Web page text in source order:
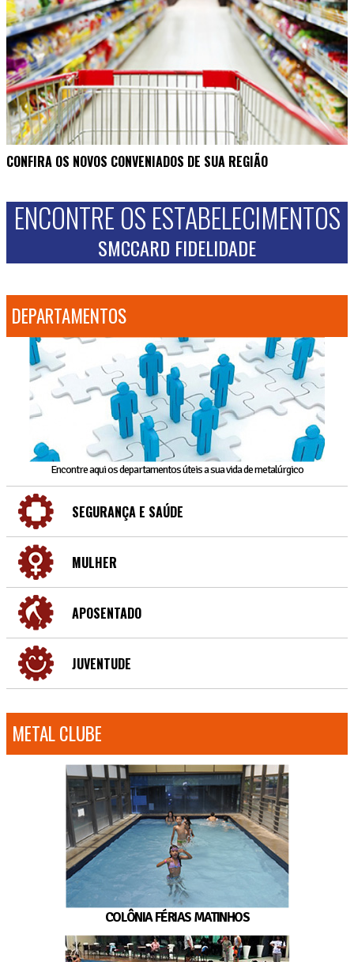
CONFIRA OS NOVOS CONVENIADOS DE SUA REGIÃO
ENCONTRE OS ESTABELECIMENTOS
SMCCARD FIDELIDADE
DEPARTAMENTOS
Encontre aqui os departamentos úteis a sua vida de metalúrgico
SEGURANÇA E SAÚDE
MULHER
APOSENTADO
JUVENTUDE
METAL CLUBE
COLÔNIA FÉRIAS MATINHOS